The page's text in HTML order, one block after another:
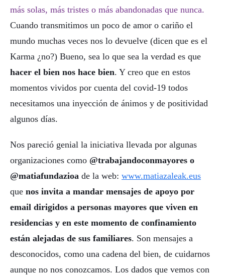
más solas, más tristes o más abandonadas que nunca.
Cuando transmitimos un poco de amor o cariño el
mundo muchas veces nos lo devuelve (dicen que es el
Karma ¿no?) Bueno, sea lo que sea la verdad es que
hacer el bien nos hace bien. Y creo que en estos
momentos vividos por cuenta del covid-19 todos
necesitamos una inyección de ánimos y de positividad
algunos días.
Nos pareció genial la iniciativa llevada por algunas
organizaciones como @trabajandoconmayores o
@matiafundazioa de la web: www.matiazaleak.eus
que nos invita a mandar mensajes de apoyo por
email dirigidos a personas mayores que viven en
residencias y en este momento de confinamiento
están alejadas de sus familiares. Son mensajes a
desconocidos, como una cadena del bien, de cuidarnos
aunque no nos conozcamos. Los dados que vemos con